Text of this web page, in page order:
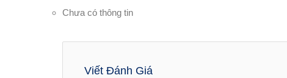
Chưa có thông tin
Viết Đánh Giá